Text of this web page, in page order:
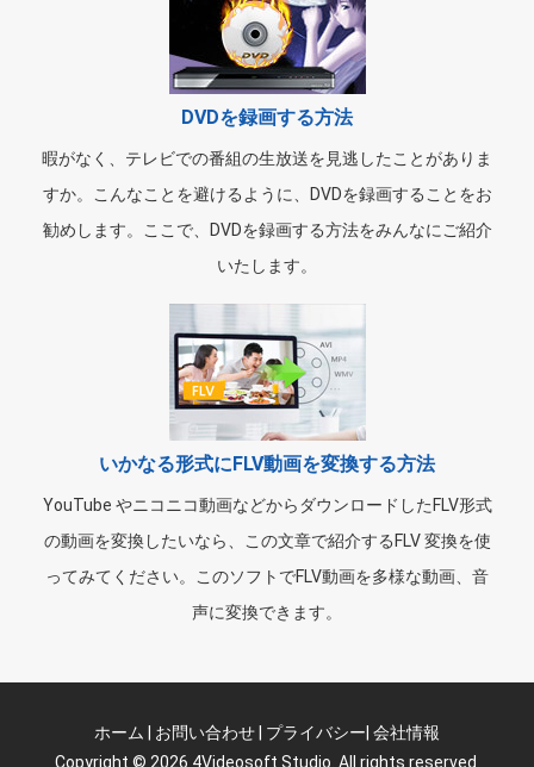
DVDを録画する方法
暇がなく、テレビでの番組の生放送を見逃したことがありま
すか。こんなことを避けるように、DVDを録画することをお
勧めします。ここで、DVDを録画する方法をみんなにご紹介
いたします。
いかなる形式にFLV動画を変換する方法
YouTube やニコニコ動画などからダウンロードしたFLV形式
の動画を変換したいなら、この文章で紹介するFLV 変換を使
ってみてください。このソフトでFLV動画を多様な動画、音
声に変換できます。
ホーム お問い合わせ プライバシー 会社情報
Copyright © 2026 4Videosoft Studio. All rights reserved.